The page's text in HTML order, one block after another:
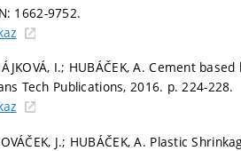
1662-9752.
I.; HUBÁČEK, A. Cement
Tech Publications, 2016. p. 224-228.
J.; HUBÁČEK, A. Plastic